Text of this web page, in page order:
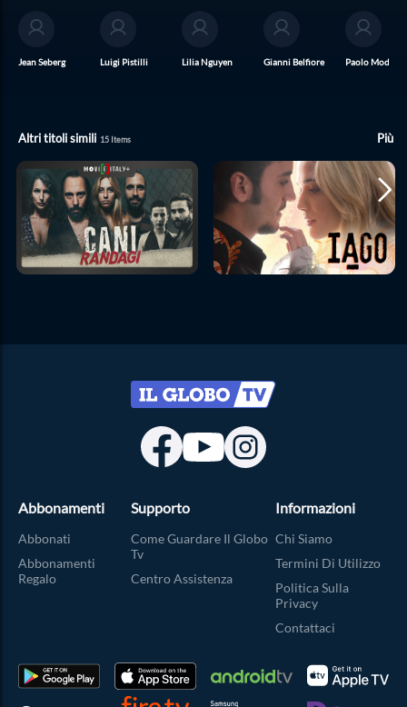
Jean Seberg Luigi Pistilli Lilia Nguyen Gianni Belfiore Paolo
Altri titoli simili 15 Items Più
Abbonamenti
Abbonati
Abbonamenti
Regalo
Supporto
Come Guardare Il Globo
Tv
Centro Assistenza
Informazioni
Chi Siamo
Termini Di Utilizzo
Politica Sulla
Privacy
Contattaci